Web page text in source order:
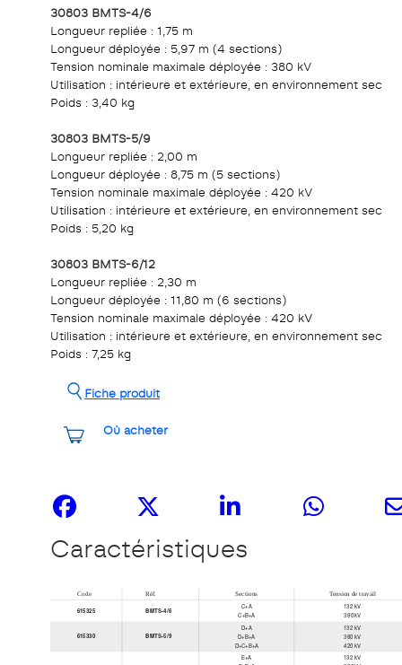
30803 BMTS-4/6
Longueur repliée : 1,75 m
Longueur déployée : 5,97 m (4 sections)
Tension nominale maximale déployée : 380 kV
Utilisation : intérieure et extérieure, en environnement sec
Poids : 3,40 kg
30803 BMTS-5/9
Longueur repliée : 2,00 m
Longueur déployée : 8,75 m (5 sections)
Tension nominale maximale déployée : 420 kV
Utilisation : intérieure et extérieure, en environnement sec
Poids : 5,20 kg
30803 BMTS-6/12
Longueur repliée : 2,30 m
Longueur déployée : 11,80 m (6 sections)
Tension nominale maximale déployée : 420 kV
Utilisation : intérieure et extérieure, en environnement sec
Poids : 7,25 kg
Où acheter
Fiche produit
Caractéristiques